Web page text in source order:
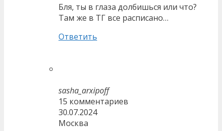
Бля, ты в глаза долбишься или что?
Там же в ТГ все расписано…
Ответить
sasha_arxipoff
15 комментариев
30.07.2024
Москва